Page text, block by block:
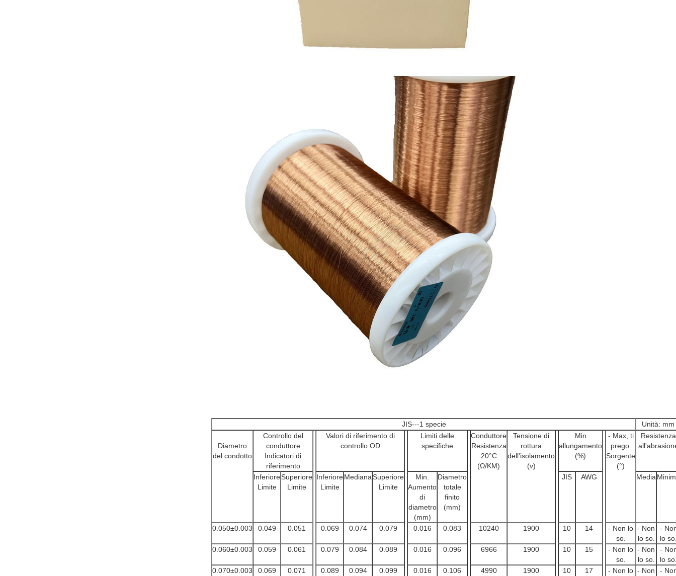
JIS---1 specie Unità: mm
Diametro
del condotto
Controllo del
conduttore
Indicatori di
riferimento
Valori di riferimento di
controllo OD
Limiti delle
specifiche
Conduttore
Resistenza
20°C
(Ω/KM)
Tensione di
rottura
dell'isolamento
(v)
Min
allungamento
(%)
- Max, ti
prego.
Sorgente
(°)
Resistenza
Inferiore
Limite
Superiore
Limite
Inferiore
Limite
MedianaSuperiore
Limite
Min.
Aumento
di
diametro
(mm)
Diametro
totale
finito
(mm)
JIS AWG Media
0.050±0.003 0.049 0.051 0.069 0.074 0.079 0.016 0.083 10240 1900 10 14
- Non lo
so.
- Non
lo so.
-
lo
0.060±0.003
0.059 0.061 0.079 0.084 0.089 0.016 0.096 6966 1900 10 15
- Non lo
so.
- Non
lo so.
-
lo
0.070±0.003
0.069 0.071 0.089 0.094 0.099 0.016 0.106 4990 1900 10 17 - Non lo - Non -